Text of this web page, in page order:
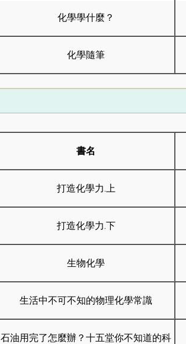
化學學什麼？
化學隨筆
書名
打造化學力.上
打造化學力.下
生物化學
生活中不可不知的物理化學常識
石油用完了怎麼辦？十五堂你不知道的科